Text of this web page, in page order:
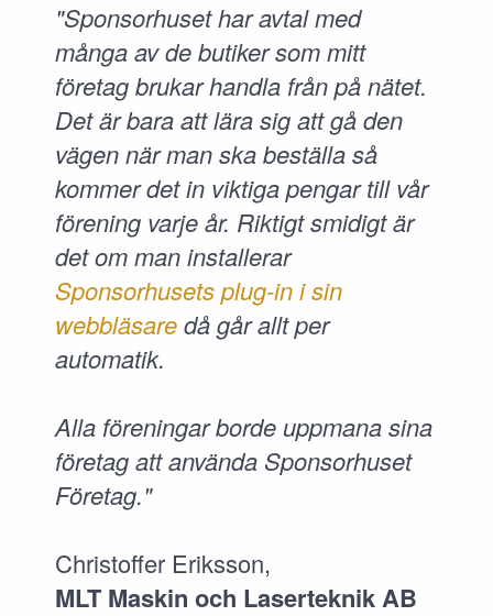
"Sponsorhuset har avtal med
många av de butiker som mitt
företag brukar handla från på nätet.
Det är bara att lära sig att gå den
vägen när man ska beställa så
kommer det in viktiga pengar till vår
förening varje år. Riktigt smidigt är
det om man installerar
Sponsorhusets plug-in i sin
webbläsaredå går allt per
automatik.
Alla föreningar borde uppmana sina
företag att använda Sponsorhuset
Företag."
Christoffer Eriksson,
MLT Maskin och Laserteknik AB